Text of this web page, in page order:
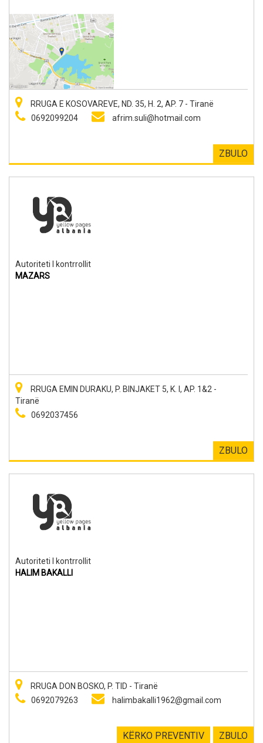
RRUGA E KOSOVAREVE, ND. 35, H. 2, AP. 7 - Tiranë
0692099204
afrim.suli@hotmail.com
ZBULO
Autoriteti I kontrrollit
MAZARS
RRUGA EMIN DURAKU, P. BINJAKET 5, K. I, AP. 1&2 -
Tiranë
0692037456
ZBULO
Autoriteti I kontrrollit
HALIM BAKALLI
RRUGA DON BOSKO, P. TID - Tiranë
0692079263
halimbakalli1962@gmail.com
ZBULO
KËRKO PREVENTIV